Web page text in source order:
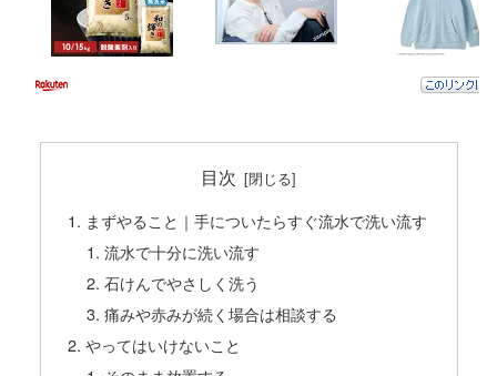
目次
まずやること｜手についたらすぐ流水で洗い流す
流水で十分に洗い流す
石けんでやさしく洗う
痛みや赤みが続く場合は相談する
やってはいけないこと